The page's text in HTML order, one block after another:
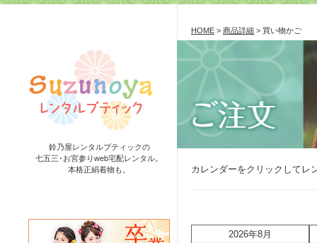
鈴乃屋レンタルブティックの
七五三･お宮参りweb宅配レンタル。
本格正絹着物も。
HOME > 商品詳細 > 買い物かご
カレンダーをクリックしてレ
2026年8月